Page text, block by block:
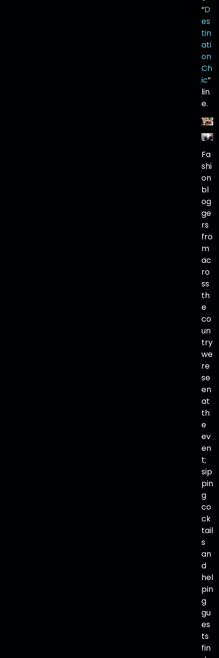
“D
es
tin
ati
on
Ch
ic”
lin
e.
Fa
shi
on
bl
og
ge
rs
fro
m
ac
ro
ss
th
e
co
un
try
we
re
se
en
at
th
e
ev
en
t;
sip
pin
g
co
ck
tail
s
an
d
hel
pin
g
gu
es
ts
fin